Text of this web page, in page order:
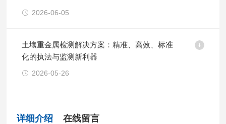
2026-06-05
土壤重金属检测解决方案：精准、高效、标准
化的执法与监测新利器
2026-05-26
详细介绍 在线留言